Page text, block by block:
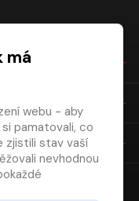
má
webu - aby
pamatovali, co
zjistili stav vaší
nevhodnou